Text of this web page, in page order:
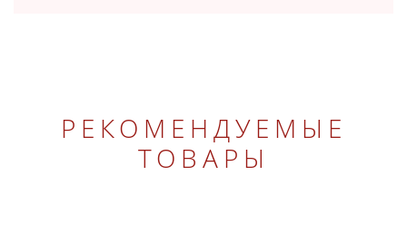
РЕКОМЕНДУЕМЫЕ
ТОВАРЫ